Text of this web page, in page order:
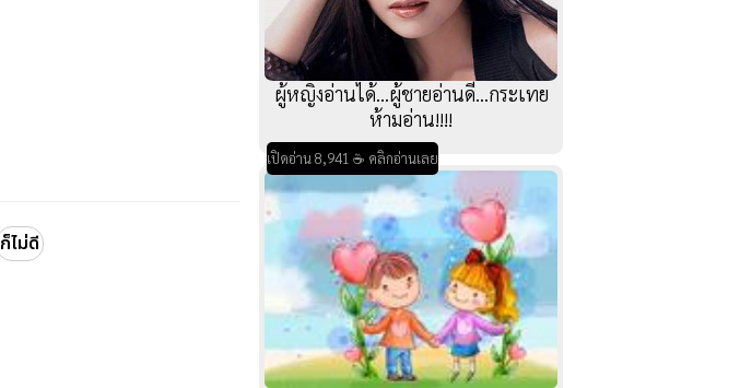
ก็ไม่ดี
ผู้หญิงอ่านได้...ผู้ชายอ่านดี...กระเทย
ห้ามอ่าน!!!!
เปิดอ่าน 8,941 ☕ คลิกอ่านเลย